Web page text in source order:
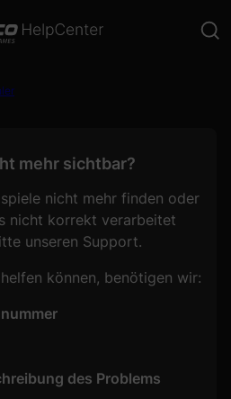
mehr sichtbar?
nicht mehr finden oder
nicht korrekt verarbeitet
unseren Support.
können, benötigen wir:
des Problems